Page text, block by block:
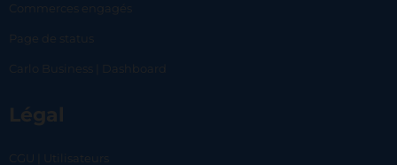
Commerces engagés
Page de status
Carlo Business | Dashboard
Légal
CGU | Utilisateurs